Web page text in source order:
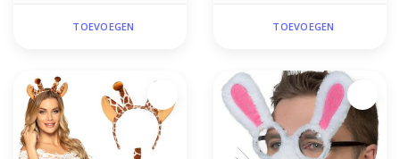
TOEVOEGEN TOEVOEGEN